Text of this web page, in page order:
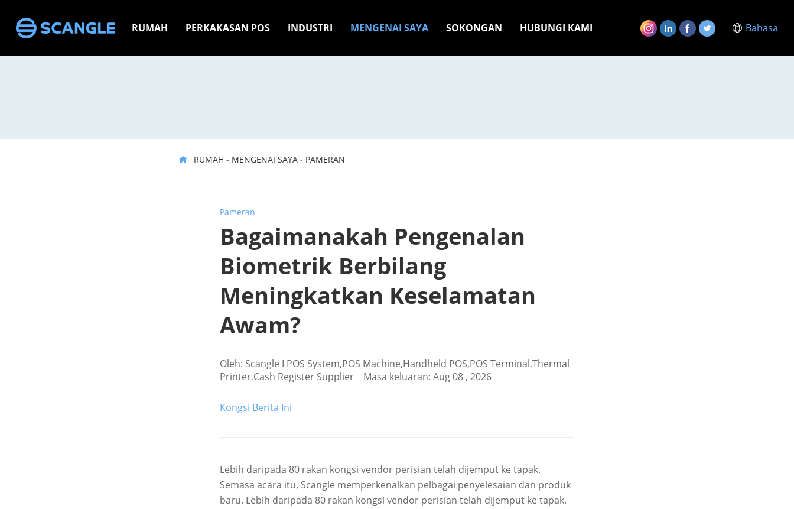
RUMAH PERKAKASAN POS INDUSTRI MENGENAI SAYA SOKONGAN HUBUNGI KAMI Bahasa
RUMAH - MENGENAI SAYA - PAMERAN
Pameran
Bagaimanakah Pengenalan
Biometrik Berbilang
Meningkatkan Keselamatan
Awam?
Oleh: Scangle I POS System,POS Machine,Handheld POS,POS Terminal,Thermal
Printer,Cash Register Supplier Masa keluaran: Aug 08 , 2026
Kongsi Berita Ini
Lebih daripada 80 rakan kongsi vendor perisian telah dijemput ke tapak.
Semasa acara itu, Scangle memperkenalkan pelbagai penyelesaian dan produk
baru. Lebih daripada 80 rakan kongsi vendor perisian telah dijemput ke tapak.